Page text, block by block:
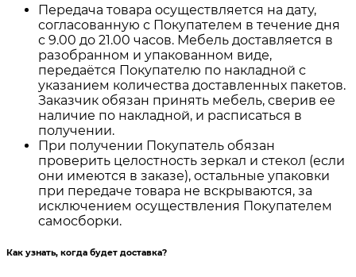
Передача товара осуществляется на дату,
согласованную с Покупателем в течение дня
с 9.00 до 21.00 часов. Мебель доставляется в
разобранном и упакованном виде,
передаётся Покупателю по накладной с
указанием количества доставленных пакетов.
Заказчик обязан принять мебель, сверив ее
наличие по накладной, и расписаться в
получении.
При получении Покупатель обязан
проверить целостность зеркал и стекол (если
они имеются в заказе), остальные упаковки
при передаче товара не вскрываются, за
исключением осуществления Покупателем
самосборки.
Как узнать, когда будет доставка?